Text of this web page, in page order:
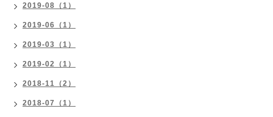
2019-08（1）
2019-06（1）
2019-03（1）
2019-02（1）
2018-11（2）
2018-07（1）